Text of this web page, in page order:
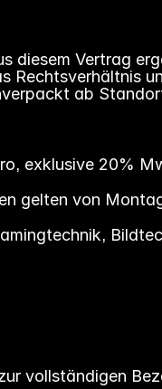
diesem Vertrag
Rechtsverhältnis
ab
exklusive 20%
gelten von
vollständigen